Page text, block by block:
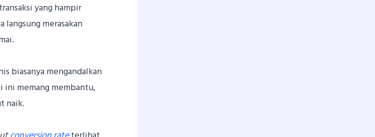
yang hampir
merasakan
biasanya mengandalkan
memang membantu,
naik.